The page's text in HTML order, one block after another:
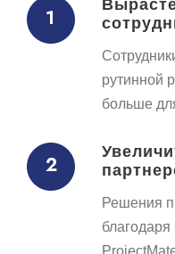
рутинной
больше
Решения